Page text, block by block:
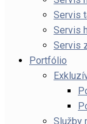
Servis
Servis
Servis
Portfólio
Služby